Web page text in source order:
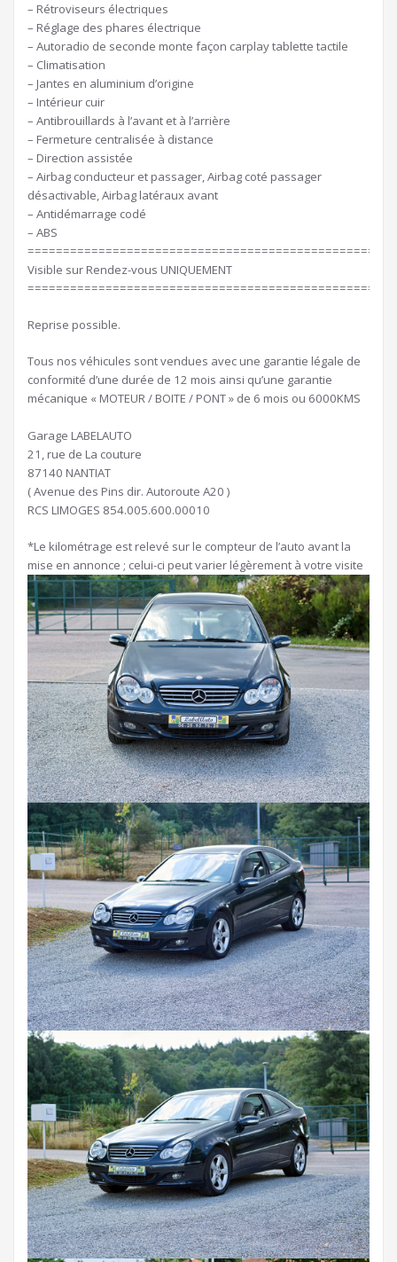
– Rétroviseurs électriques
– Réglage des phares électrique
– Autoradio de seconde monte façon carplay tablette tactile
– Climatisation
– Jantes en aluminium d’origine
– Intérieur cuir
– Antibrouillards à l’avant et à l’arrière
– Fermeture centralisée à distance
– Direction assistée
– Airbag conducteur et passager, Airbag coté passager
désactivable, Airbag latéraux avant
– Antidémarrage codé
– ABS
Visible sur Rendez-vous UNIQUEMENT
Reprise possible.
Tous nos véhicules sont vendues avec une garantie légale de
conformité d’une durée de 12 mois ainsi qu’une garantie
mécanique « MOTEUR / BOITE / PONT » de 6 mois ou 6000KMS
Garage LABELAUTO
21, rue de La couture
87140 NANTIAT
( Avenue des Pins dir. Autoroute A20 )
RCS LIMOGES 854.005.600.00010
*Le kilométrage est relevé sur le compteur de l’auto avant la
mise en annonce ; celui-ci peut varier légèrement à votre visite